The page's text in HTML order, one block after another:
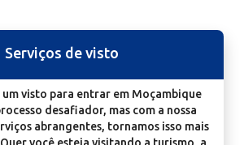
Serviços de visto
visto para entrar em Moçambique
desafiador, mas com a nossa
abrangentes, tornamos isso mais